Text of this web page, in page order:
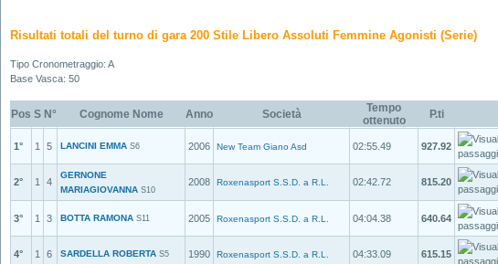
Risultati totali del turno di gara 200 Stile Libero Assoluti Femmine Agonisti (Serie)
Tipo Cronometraggio: A
Base Vasca: 50
Pos S N° Cognome Nome Anno Società
Tempo
ottenuto
P.ti
1° 1 5 LANCINI EMMA S6 2006 New Team Giano Asd 02:55.49 927.92
2° 1 4
GERNONE
MARIAGIOVANNA S10
2008 Roxenasport S.S.D. a R.L. 02:42.72 815.20
3° 1 3 BOTTA RAMONA S11 2005 Roxenasport S.S.D. a R.L. 04:04.38 640.64
4° 1 6 SARDELLA ROBERTA S5 1990 Roxenasport S.S.D. a R.L. 04:33.09 615.15